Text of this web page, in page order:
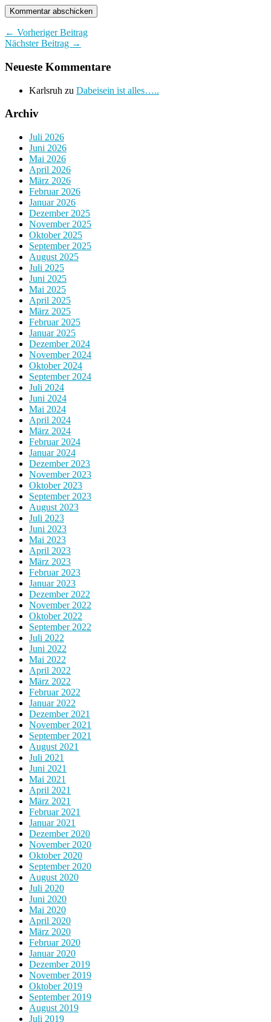
← Vorheriger Beitrag
Nächster Beitrag →
Neueste Kommentare
Karlsruh zu Dabeisein ist alles…..
Archiv
Juli 2026
Juni 2026
Mai 2026
April 2026
März 2026
Februar 2026
Januar 2026
Dezember 2025
November 2025
Oktober 2025
September 2025
August 2025
Juli 2025
Juni 2025
Mai 2025
April 2025
März 2025
Februar 2025
Januar 2025
Dezember 2024
November 2024
Oktober 2024
September 2024
Juli 2024
Juni 2024
Mai 2024
April 2024
März 2024
Februar 2024
Januar 2024
Dezember 2023
November 2023
Oktober 2023
September 2023
August 2023
Juli 2023
Juni 2023
Mai 2023
April 2023
März 2023
Februar 2023
Januar 2023
Dezember 2022
November 2022
Oktober 2022
September 2022
Juli 2022
Juni 2022
Mai 2022
April 2022
März 2022
Februar 2022
Januar 2022
Dezember 2021
November 2021
September 2021
August 2021
Juli 2021
Juni 2021
Mai 2021
April 2021
März 2021
Februar 2021
Januar 2021
Dezember 2020
November 2020
Oktober 2020
September 2020
August 2020
Juli 2020
Juni 2020
Mai 2020
April 2020
März 2020
Februar 2020
Januar 2020
Dezember 2019
November 2019
Oktober 2019
September 2019
August 2019
Juli 2019